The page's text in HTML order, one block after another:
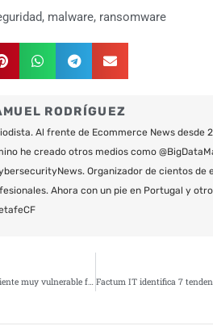
, malware, ransomware
RODRÍGUEZ
Al frente de Ecommerce News desde
he creado otros medios como
Organizador de cientos de
Ahora con un pie en Portugal y
Un 70% de los españoles se siente muy vulnerable frente a los ciberataques cuando compra online